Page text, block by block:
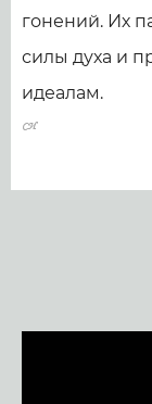
гонений. Их
силы духа и
идеалам.